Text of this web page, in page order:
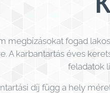
megbízásokat fogad
A karbantartás éves
feladatok
díj függ a hely